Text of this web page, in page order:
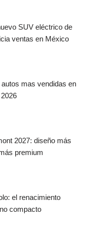
SUV eléctrico de
ventas en México
mas vendidas en
2027: diseño más
premium
el renacimiento
compacto